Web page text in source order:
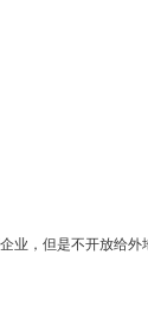
，但是不开放给外